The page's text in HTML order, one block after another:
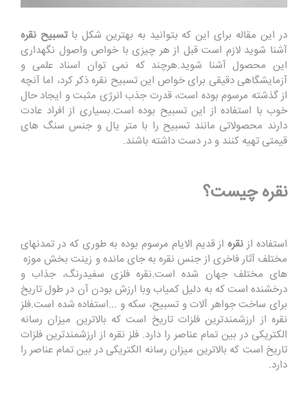
در این مقاله برای این که بتوانید به بهترین شکل باتسبیح نقره
آشنا شوید لازم است قبل از هر چیزی با خواص واصول نگهداری
این محصول آشنا شوید.هرچند که نمی توان اسناد علمی و
آزمایشگاهی دقیقی برای خواص این تسبیح نقره ذکر کرد، اما آنچه
از گذشته مرسوم بوده است، قدرت جذب انرژی مثبت و ایجاد حال
خوب با استفاده از این تسبیح بوده است.بسیاری از افراد عادت
دارند محصولاتی مانند تسبیح را با متر یال و جنس سنگ های
قیمتی تهیه کنند و در دست داشته باشند.
نقره چیست؟
استفاده از نقره از قدیم الایام مرسوم بوده به طوری که در تمدنهای
مختلف آثار فاخری از جنس نقره به جای مانده و زینت بخش موزه
های مختلف جهان شده است.نقره فلزی سفیدرنگ، جذاب و
درخشنده است که به دلیل کمیاب وبا ارزش بودن آن در طول تاریخ
برای ساخت جواهر آلات و تسبیح، سکه و ...استفاده شده است.فلز
نقره از ارزشمندترین فلزات تاریخ است که بالاترین میزان رسانه
الکتریکی در بین تمام عناصر را دارد. فلز نقره از ارزشمندترین فلزات
تاریخ است که بالاترین میزان رسانه الکتریکی در بین تمام عناصر را
دارد.